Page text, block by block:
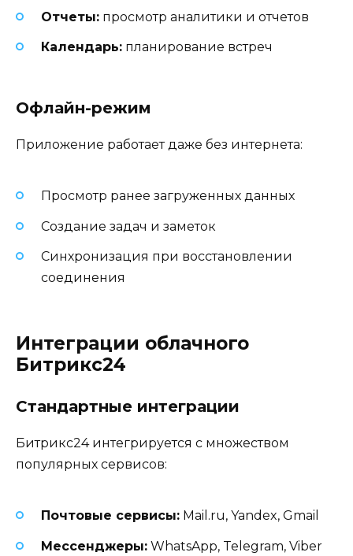
Отчеты: просмотр аналитики и отчетов
Календарь: планирование встреч
Офлайн-режим
Приложение работает даже без интернета:
Просмотр ранее загруженных данных
Создание задач и заметок
Синхронизация при восстановлении
соединения
Интеграции облачного
Битрикс24
Стандартные интеграции
Битрикс24 интегрируется с множеством
популярных сервисов:
Почтовые сервисы: Mail.ru, Yandex, Gmail
Мессенджеры: WhatsApp, Telegram, Viber